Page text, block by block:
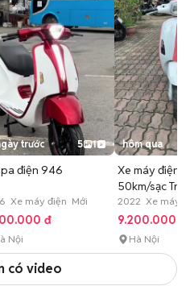
trước 5 1
điện 946
Xe máy điện Mới
đ
Nội
hôm qua
Xe máy điện
50km/sạc
2022 Xe máy
dụng
9.200.000 đ
Hà Nội
có video